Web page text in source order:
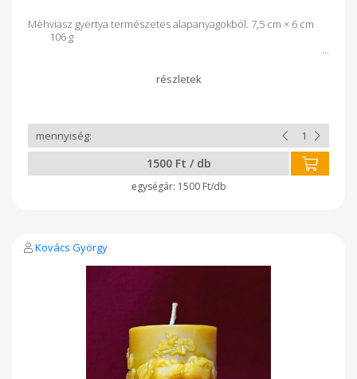
Mèhviasz gyertya természetes alapanyagokból. 7,5 cm × 6 cm
106 g
1500 Ft / db
1500 Ft/db
Kovács György